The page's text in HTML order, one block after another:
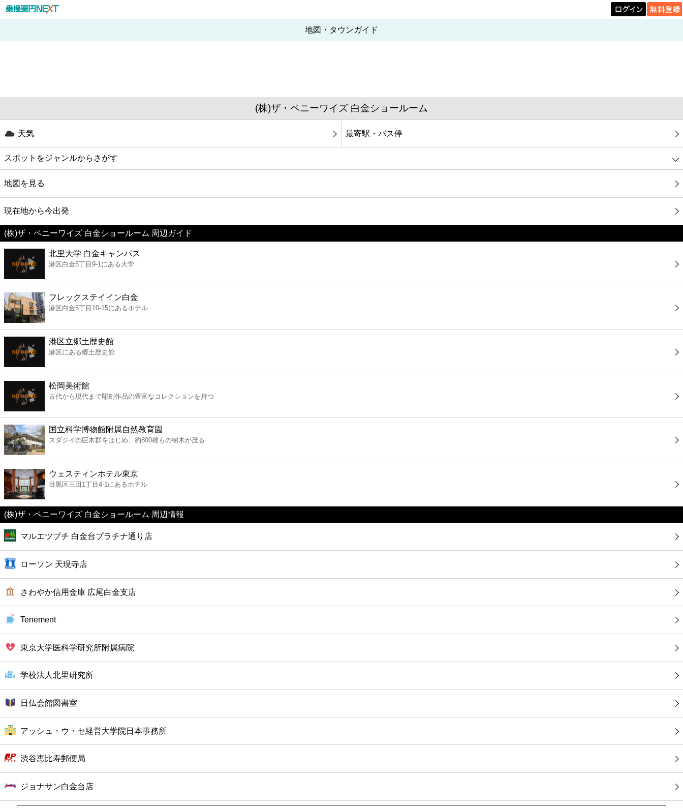
地図・タウンガイド
(株)ザ・ペニーワイズ 白金ショールーム
天気 最寄駅・バス停
スポットをジャンルからさがす
グルメ
映画
美容
コンビニ
薬局
スーパー
エンタメ
レジャー
書店
ファミレス
ファーストフード
カフェ
ショッピング
銀行
公共
病院
地図を見る
現在地から今出発
(株)ザ・ペニーワイズ 白金ショールーム 周辺ガイド
北里大学 白金キャンパス
港区白金5丁目9-1にある大学
フレックステイイン白金
港区白金5丁目10-15にあるホテル
港区立郷土歴史館
港区にある郷土歴史館
松岡美術館
古代から現代まで彫刻作品の豊富なコレクションを持つ
国立科学博物館附属自然教育園
スダジイの巨木群をはじめ、約800種もの樹木が茂る
ウェスティンホテル東京
目黒区三田1丁目4-1にあるホテル
(株)ザ・ペニーワイズ 白金ショールーム 周辺情報
マルエツプチ 白金台プラチナ通り店
ローソン 天現寺店
さわやか信用金庫 広尾白金支店
Tenement
東京大学医科学研究所附属病院
学校法人北里研究所
日仏会館図書室
アッシュ・ウ・セ経営大学院日本事務所
渋谷恵比寿郵便局
ジョナサン白金台店